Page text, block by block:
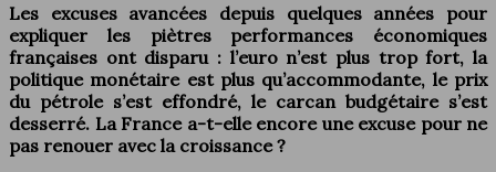
Les excuses avancées depuis quelques années pour
expliquer les piètres performances économiques
françaises ont disparu : l’euro n’est plus trop fort, la
politique monétaire est plus qu’accommodante, le prix
du pétrole s’est effondré, le carcan budgétaire s’est
desserré. La France a-t-elle encore une excuse pour ne
pas renouer avec la croissance ?